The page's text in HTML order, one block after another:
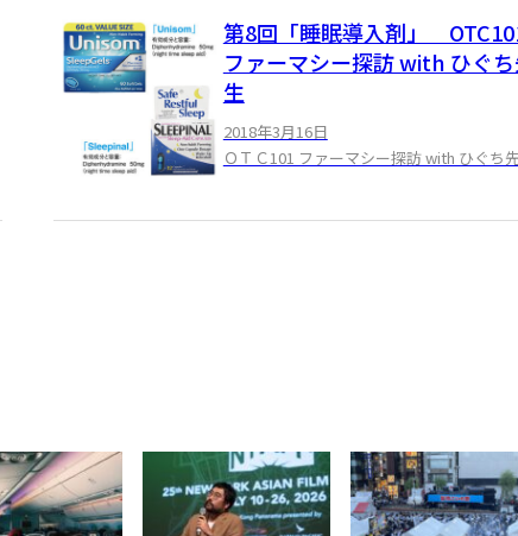
第8回「睡眠導入剤」
ファーマシー探訪 with ひぐ
生
2018年3月16日
ＯＴＣ101 ファーマシー探訪 with ひぐち